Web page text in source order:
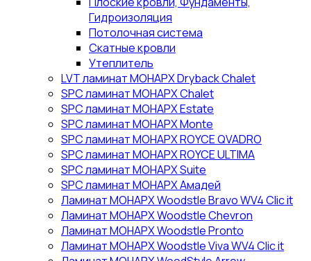
Гидроизоляция
Потолочная система
Скатные кровли
Утеплитель
LVT ламинат МОНАРХ Dryback Chalet
SPC ламинат МОНАРХ Chalet
SPC ламинат МОНАРХ Estate
SPC ламинат МОНАРХ Monte
SPC ламинат МОНАРХ ROYCE QVADRO
SPC ламинат МОНАРХ ROYCE ULTIMA
SPC ламинат МОНАРХ Suite
SPC ламинат МОНАРХ Амадей
Ламинат МОНАРХ Woodstle Bravo WV4 Clic it
Ламинат МОНАРХ Woodstle Chevron
Ламинат МОНАРХ Woodstle Pronto
Ламинат МОНАРХ Woodstle Viva WV4 Clic it